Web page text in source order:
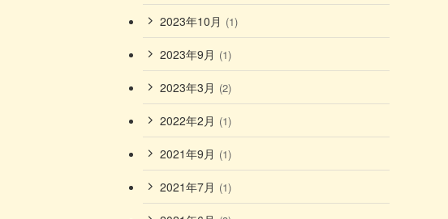
2023年10月 (1)
2023年9月 (1)
2023年3月 (2)
2022年2月 (1)
2021年9月 (1)
2021年7月 (1)